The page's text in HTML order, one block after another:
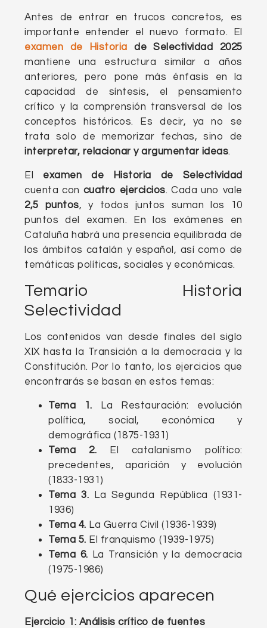
Antes de entrar en trucos concretos, es
importante entender el nuevo formato. El
examen de Historia de Selectividad 2025
mantiene una estructura similar a años
anteriores, pero pone más énfasis en la
capacidad de síntesis, el pensamiento
crítico y la comprensión transversal de los
conceptos históricos. Es decir, ya no se
trata solo de memorizar fechas, sino de
interpretar, relacionar y argumentar ideas.
El examen de Historia de Selectividad
cuenta con cuatro ejercicios. Cada uno vale
2,5 puntos, y todos juntos suman los 10
puntos del examen. En los exámenes en
Cataluña habrá una presencia equilibrada de
los ámbitos catalán y español, así como de
temáticas políticas, sociales y económicas.
Temario Historia
Selectividad
Los contenidos van desde finales del siglo
XIX hasta la Transición a la democracia y la
Constitución. Por lo tanto, los ejercicios que
encontrarás se basan en estos temas:
Tema 1. La Restauración: evolución
política, social, económica y
demográfica (1875-1931)
Tema 2. El catalanismo político:
precedentes, aparición y evolución
(1833-1931)
Tema 3. La Segunda República (1931-
1936)
Tema 4. La Guerra Civil (1936-1939)
Tema 5. El franquismo (1939-1975)
Tema 6. La Transición y la democracia
(1975-1986)
Qué ejercicios aparecen
Ejercicio 1: Análisis crítico de fuentes